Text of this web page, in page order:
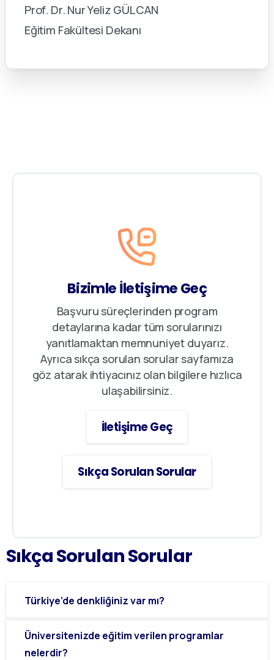
Prof. Dr. Nur Yeliz GÜLCAN
Eğitim Fakültesi Dekanı
Bizimle İletişime Geç
Başvuru süreçlerinden program
detaylarına kadar tüm sorularınızı
yanıtlamaktan memnuniyet duyarız.
Ayrıca sıkça sorulan sorular sayfamıza
göz atarak ihtiyacınız olan bilgilere hızlıca
ulaşabilirsiniz.
İletişime Geç
Sıkça Sorulan Sorular
SıkçaSorulanSorular
Türkiye’de denkliğiniz var mı?
Üniversitenizde eğitim verilen programlar
nelerdir?